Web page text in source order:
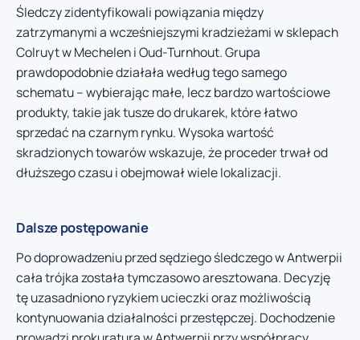
Śledczy zidentyfikowali powiązania między
zatrzymanymi a wcześniejszymi kradzieżami w sklepach
Colruyt w Mechelen i Oud-Turnhout. Grupa
prawdopodobnie działała według tego samego
schematu – wybierając małe, lecz bardzo wartościowe
produkty, takie jak tusze do drukarek, które łatwo
sprzedać na czarnym rynku. Wysoka wartość
skradzionych towarów wskazuje, że proceder trwał od
dłuższego czasu i obejmował wiele lokalizacji.
Dalsze postępowanie
Po doprowadzeniu przed sędziego śledczego w Antwerpii
cała trójka została tymczasowo aresztowana. Decyzję
tę uzasadniono ryzykiem ucieczki oraz możliwością
kontynuowania działalności przestępczej. Dochodzenie